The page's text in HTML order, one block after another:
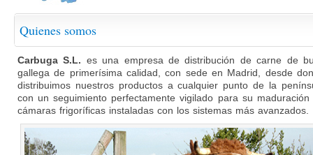
Quienes somos
Carbuga S.L. es una empresa de distribución de carne de
gallega de primerísima calidad, con sede en Madrid, desde
distribuimos nuestros productos a cualquier punto de la
con un seguimiento perfectamente vigilado para su maduración
cámaras frigoríficas instaladas con los sistemas más avanzados.